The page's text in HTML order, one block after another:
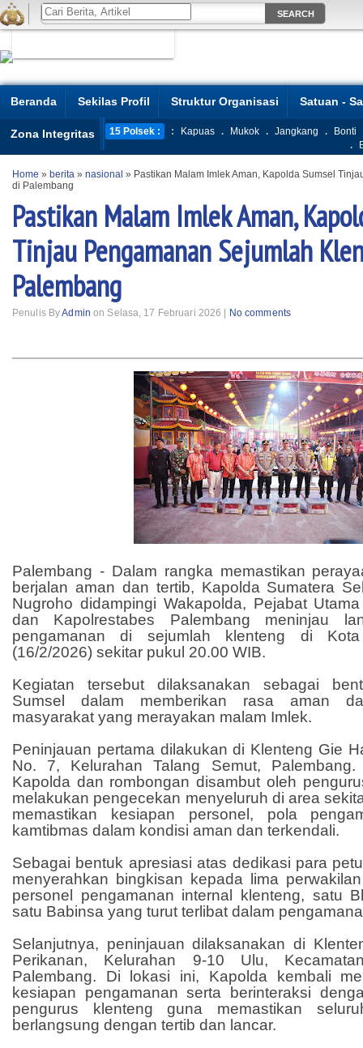
Beranda Sekilas Profil Struktur Organisasi Satuan -
Zona Integritas 15 Polsek : : Kapuas . Mukok . Jangkang .
Bonti
.
Home » berita » nasional » Pastikan Malam Imlek Aman, Kapolda Sumsel
di Palembang
Pastikan Malam Imlek Aman,
Tinjau Pengamanan Sejumlah
Palembang
Penulis ByAdmin on Selasa, 17 Februari 2026 | No comments
Palembang - Dalam rangka memastikan
berjalan aman dan tertib, Kapolda Sumatera
Nugroho didampingi Wakapolda, Pejabat
dan Kapolrestabes Palembang meninjau
pengamanan di sejumlah klenteng di
(16/2/2026) sekitar pukul 20.00 WIB.
Kegiatan tersebut dilaksanakan sebagai
Sumsel dalam memberikan rasa aman
masyarakat yang merayakan malam Imlek.
Peninjauan pertama dilakukan di Klenteng Gie
No. 7, Kelurahan Talang Semut,
Kapolda dan rombongan disambut oleh
melakukan pengecekan menyeluruh di area
memastikan kesiapan personel, pola
kamtibmas dalam kondisi aman dan terkendali.
Sebagai bentuk apresiasi atas dedikasi para
menyerahkan bingkisan kepada lima
personel pengamanan internal klenteng, satu
satu Babinsa yang turut terlibat dalam
Selanjutnya, peninjauan dilaksanakan di
Perikanan, Kelurahan 9-10 Ulu,
Palembang. Di lokasi ini, Kapolda kembali
kesiapan pengamanan serta berinteraksi
pengurus klenteng guna memastikan
berlangsung dengan tertib dan lancar.